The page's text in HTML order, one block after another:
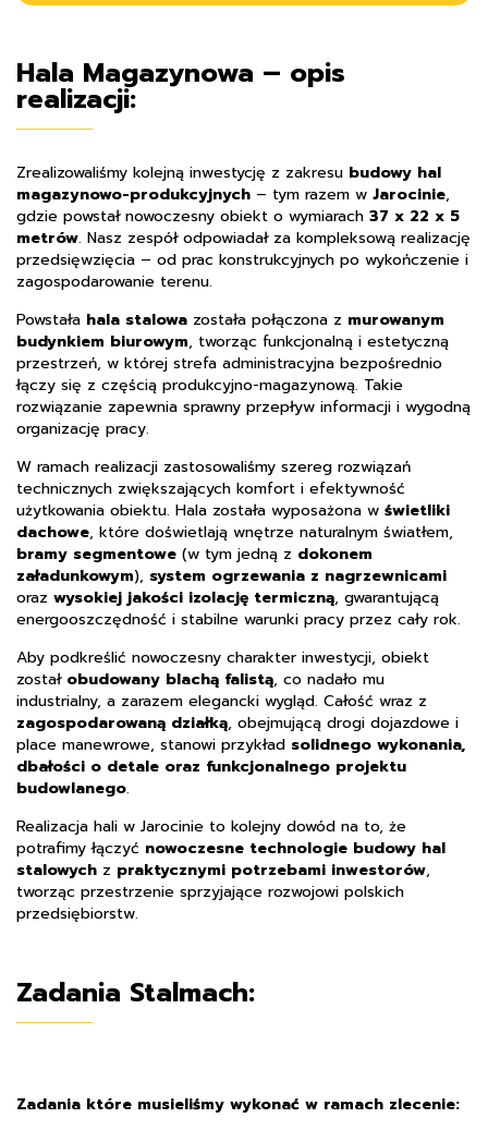
Hala Magazynowa – opis
realizacji:
Zrealizowaliśmy kolejną inwestycję z zakresu budowy hal
magazynowo-produkcyjnych – tym razem w Jarocinie,
gdzie powstał nowoczesny obiekt o wymiarach 37 x 22 x 5
metrów. Nasz zespół odpowiadał za kompleksową realizację
przedsięwzięcia – od prac konstrukcyjnych po wykończenie i
zagospodarowanie terenu.
Powstała hala stalowa została połączona z murowanym
budynkiem biurowym, tworząc funkcjonalną i estetyczną
przestrzeń, w której strefa administracyjna bezpośrednio
łączy się z częścią produkcyjno-magazynową. Takie
rozwiązanie zapewnia sprawny przepływ informacji i wygodną
organizację pracy.
W ramach realizacji zastosowaliśmy szereg rozwiązań
technicznych zwiększających komfort i efektywność
użytkowania obiektu. Hala została wyposażona w świetliki
dachowe, które doświetlają wnętrze naturalnym światłem,
bramy segmentowe (w tym jedną z dokonem
załadunkowym), system ogrzewania z nagrzewnicami
oraz wysokiej jakości izolację termiczną, gwarantującą
energooszczędność i stabilne warunki pracy przez cały rok.
Aby podkreślić nowoczesny charakter inwestycji, obiekt
został obudowany blachą falistą, co nadało mu
industrialny, a zarazem elegancki wygląd. Całość wraz z
zagospodarowaną działką, obejmującą drogi dojazdowe i
place manewrowe, stanowi przykład solidnego wykonania,
dbałości o detale oraz funkcjonalnego projektu
budowlanego.
Realizacja hali w Jarocinie to kolejny dowód na to, że
potrafimy łączyć nowoczesne technologie budowy hal
stalowych z praktycznymi potrzebami inwestorów,
tworząc przestrzenie sprzyjające rozwojowi polskich
przedsiębiorstw.
Zadania Stalmach:
Zadania które musieliśmy wykonać w ramach zlecenie: